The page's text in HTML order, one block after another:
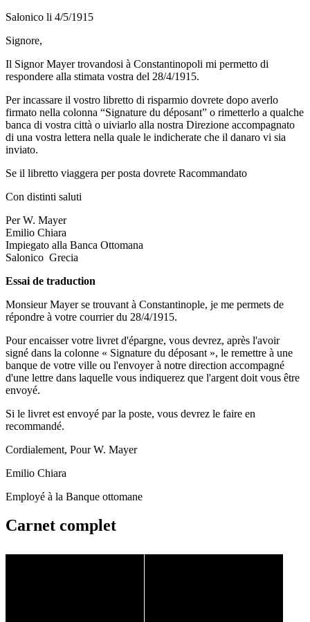
Salonico li 4/5/1915
Signore,
Il Signor Mayer trovandosi à Constantinopoli mi permetto di
respondere alla stimata vostra del 28/4/1915.
Per incassare il vostro libretto di risparmio dovrete dopo averlo
firmato nella colonna “Signature du déposant” o rimetterlo a qualche
banca di vostra città o uiviarlo alla nostra Direzione accompagnato
di una vostra lettera nella quale le indicherate che il danaro vi sia
inviato.
Se il libretto viaggera per posta dovrete Racommandato
Con distinti saluti
Per W. Mayer
Emilio Chiara
Impiegato alla Banca Ottomana
Salonico Grecia
Essai de traduction
Monsieur Mayer se trouvant à Constantinople, je me permets de
répondre à votre courrier du 28/4/1915.
Pour encaisser votre livret d'épargne, vous devrez, après l'avoir
signé dans la colonne « Signature du déposant », le remettre à une
banque de votre ville ou l'envoyer à notre direction accompagné
d'une lettre dans laquelle vous indiquerez que l'argent doit vous être
envoyé.
Si le livret est envoyé par la poste, vous devrez le faire en
recommandé.
Cordialement, Pour W. Mayer
Emilio Chiara
Employé à la Banque ottomane
Carnet complet